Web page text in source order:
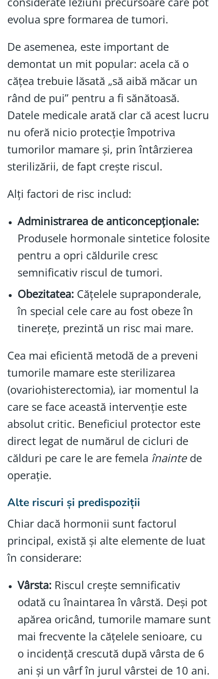
evolua spre formarea de tumori.
De asemenea, este important de
demontat un mit popular: acela că o
cățea trebuie lăsată „să aibă măcar un
rând de pui” pentru a fi sănătoasă.
Datele medicale arată clar că acest lucru
nu oferă nicio protecție împotriva
tumorilor mamare și, prin întârzierea
sterilizării, de fapt crește riscul.
Alți factori de risc includ:
Administrarea de anticoncepționale:
Produsele hormonale sintetice folosite
pentru a opri căldurile cresc
semnificativ riscul de tumori.
Obezitatea: Cățelele supraponderale,
în special cele care au fost obeze în
tinerețe, prezintă un risc mai mare.
Cea mai eficientă metodă de a preveni
tumorile mamare este sterilizarea
(ovariohisterectomia), iar momentul la
care se face această intervenție este
absolut critic. Beneficiul protector este
direct legat de numărul de cicluri de
călduri pe care le are femela înaintede
operație.
Alte riscuri și predispoziții
Chiar dacă hormonii sunt factorul
principal, există și alte elemente de luat
în considerare:
Vârsta: Riscul crește semnificativ
odată cu înaintarea în vârstă. Deși pot
apărea oricând, tumorile mamare sunt
mai frecvente la cățelele senioare, cu
o incidență crescută după vârsta de 6
ani și un vârf în jurul vârstei de 10 ani.